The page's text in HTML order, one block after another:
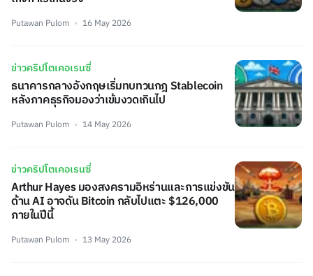
Putawan Pulom 16 May 2026
ข่าวคริปโตเคอเรนซี่
ธนาคารกลางอังกฤษเริ่มทบทวนกฎ Stablecoin
หลังภาคธุรกิจมองว่าเข้มงวดเกินไป
Putawan Pulom 14 May 2026
ข่าวคริปโตเคอเรนซี่
Arthur Hayes มองสงครามอิหร่านและการแข่งขัน
ด้าน AI อาจดัน Bitcoin กลับไปแตะ $126,000
ภายในปีนี้
Putawan Pulom 13 May 2026